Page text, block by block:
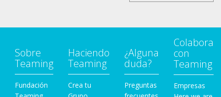
Sobre
Teaming
Fundación
Haciendo
Teaming
Crea tu
¿Alguna
duda?
Preguntas
Colabora
con
Teaming
Empresas